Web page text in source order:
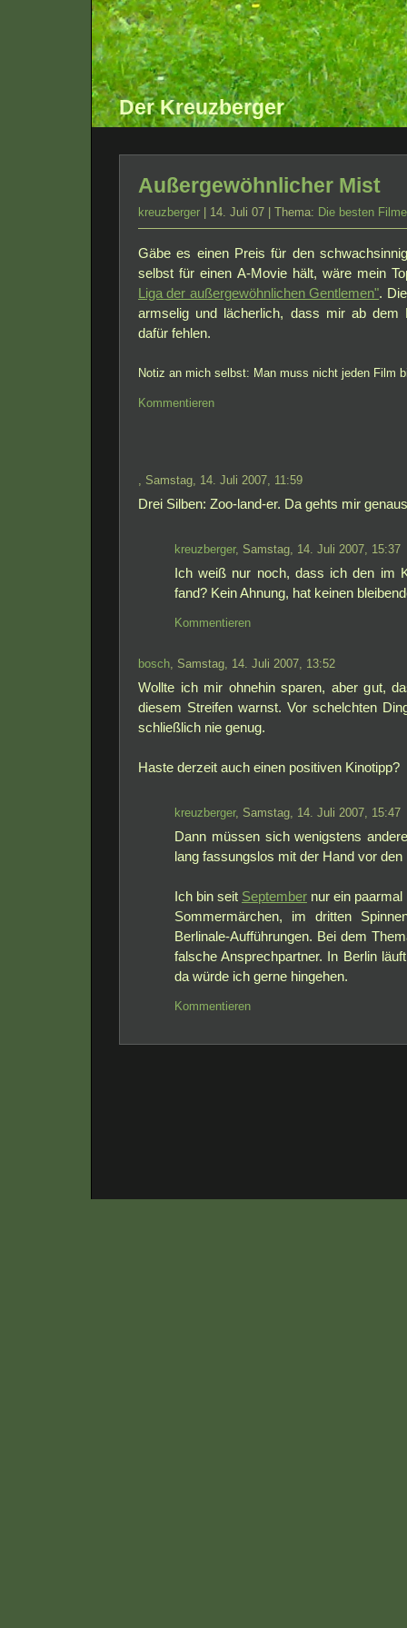
Der Kreuzberger
Außergewöhnlicher Mist
kreuzberger | 14. Juli 07 | Thema: Die besten
Gäbe es einen Preis für den
selbst für einen A-Movie hält, wäre mein
Liga der außergewöhnlichen Gentlemen".
armselig und lächerlich, dass mir ab dem
dafür fehlen.
Notiz an mich selbst: Man muss nicht jeden Film
Kommentieren
, Samstag, 14. Juli 2007, 11:59
Drei Silben: Zoo-land-er. Da gehts mir
kreuzberger, Samstag, 14. Juli 2007, 15:37
Ich weiß nur noch, dass ich den im
fand? Kein Ahnung, hat keinen
Kommentieren
bosch, Samstag, 14. Juli 2007, 13:52
Wollte ich mir ohnehin sparen, aber gut,
diesem Streifen warnst. Vor schelchten
schließlich nie genug.
Haste derzeit auch einen positiven Kinotipp?
kreuzberger, Samstag, 14. Juli 2007, 15:47
Dann müssen sich wenigstens
lang fassungslos mit der Hand vor den
Ich bin seit September nur ein
Sommermärchen, im dritten
Berlinale-Aufführungen. Bei dem
falsche Ansprechpartner. In Berlin
da würde ich gerne hingehen.
Kommentieren